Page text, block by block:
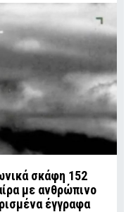
σκάφη 152
με ανθρώπινο
έγγραφα